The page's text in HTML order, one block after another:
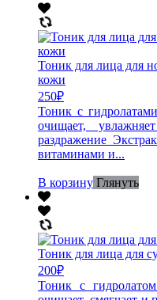
Тоник для лица для
кожи
250₽
Тоник с
очищает,
раздражение
витаминами и...
В корзину Глянуть
Тоник для лица для
200₽
Тоник с